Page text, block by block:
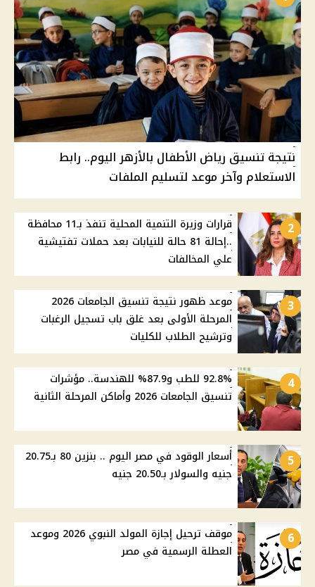
نتيجة تنسيق رياض الأطفال بالأزهر اليوم.. رابط
الاستعلام وآخر موعد لتسليم الملفات
2
قرارات وزيرة التنمية المحلية تنفذ بـ11 محافظة
..إحالة 81 حالة للنيابات بعد حملات تفتيشية
علي المخالفات
3
موعد ظهور نتيجة تنسيق الجامعات 2026
المرحلة الأولى بعد غلق باب تسجيل الرغبات
وترشيح الطلاب للكليات
4
92.8% للطب و87.9% للهندسة.. مؤشرات
تنسيق الجامعات 2026 وأماكن المرحلة الثانية
5
أسعار الوقود في مصر اليوم .. بنزين 80 بـ20.75
جنيه والسولار بـ20.50 جنيه
6
موقف ترحيل إجازة المولد النبوي 2026 وموعد
العطلة الرسمية في مصر